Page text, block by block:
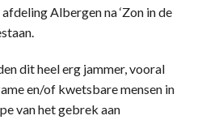
Albergen na ‘Zon in de
dit heel erg jammer, vooral
en/of kwetsbare mensen in
van het gebrek aan